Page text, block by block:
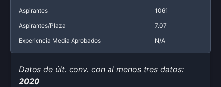
Aspirantes
1061
Aspirantes/Plaza
7.07
Experiencia Media Aprobados
N/A
Datos de últ. conv. con al menos tres datos:
2020